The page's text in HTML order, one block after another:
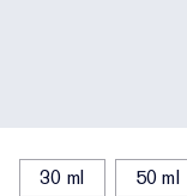
30 ml 50 ml